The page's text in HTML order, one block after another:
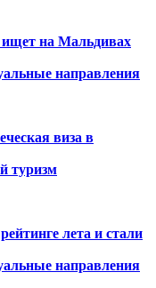
ищет на Мальдивах
направления
виза в
туризм
лета и стали
направления